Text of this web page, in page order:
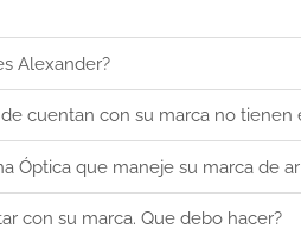
Alexander?
cuentan con su marca no
Óptica que maneje su marca de
con su marca. Que debo hacer?